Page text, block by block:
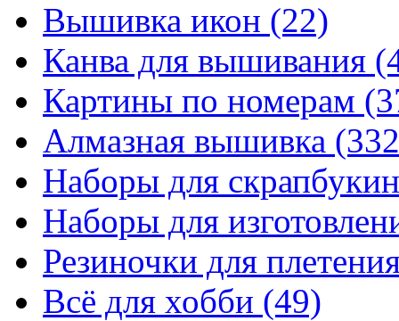
Вышивка икон (22)
Канва для вышивания
Картины по номерам
Алмазная вышивка
Наборы для
Наборы для
Резиночки для
Всё для хобби (49)